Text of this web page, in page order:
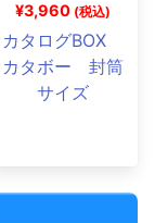
¥3,960 (税込)
カタログBOX
カタボー 封筒
サイズ